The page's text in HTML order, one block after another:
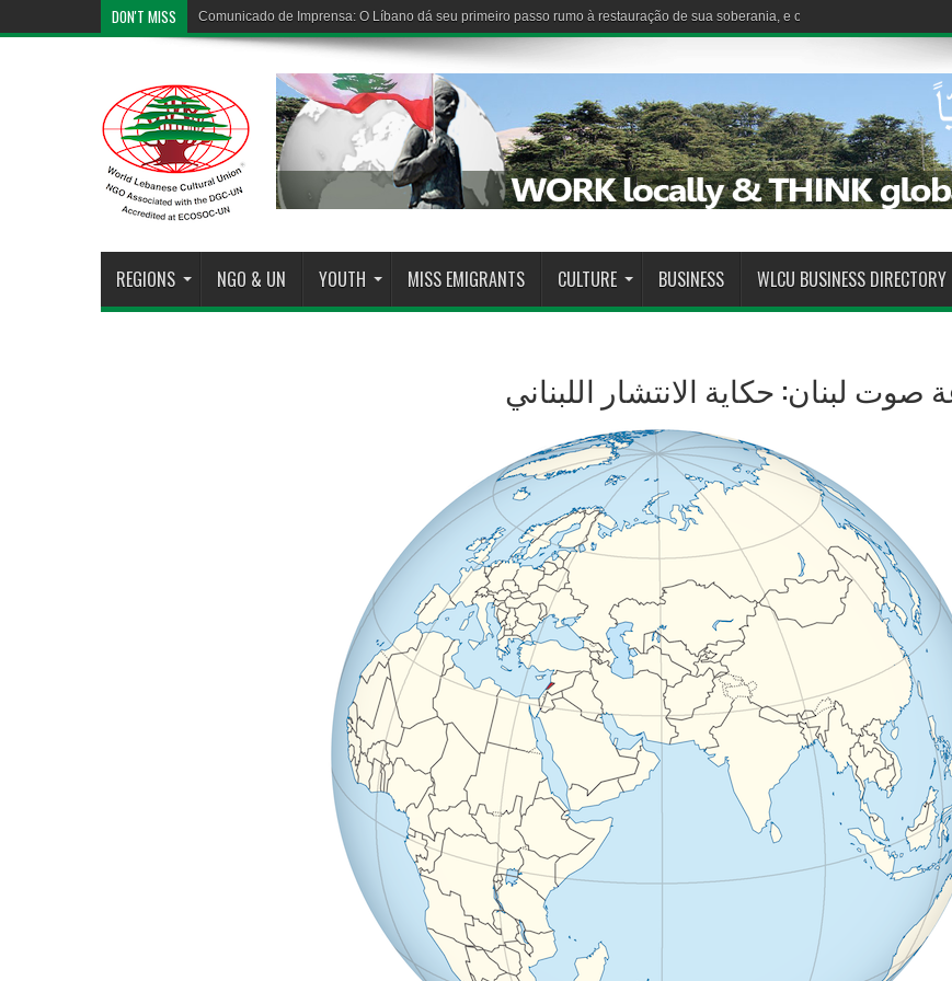
DON'T MISS Comunicado de Imprensa: O Líbano dá seu primeiro passo rumo à restauração de sua soberania, e o Estado demonstra sua
REGIONS NGO & UN YOUTH MISS EMIGRANTS CULTURE BUSINESS WLCU BUSINESS DIRECTORY
صوت لبنان: حكاية الانتشار اللبناني